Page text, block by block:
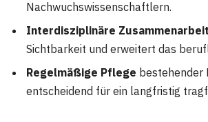
Nachwuchswissenschaftlern.
Interdisziplinäre Zusammenarbeit
Sichtbarkeit und erweitert das
Regelmäßige Pflege bestehender
entscheidend für ein langfristig